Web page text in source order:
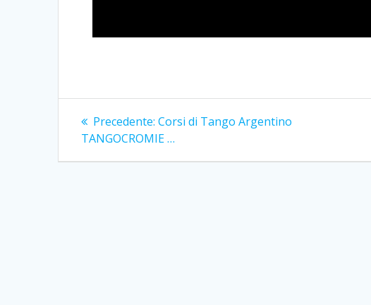
Navigazione
articoli
Precedente: Articolo
precedente:
Corsi di Tango Argentino
TANGOCROMIE …